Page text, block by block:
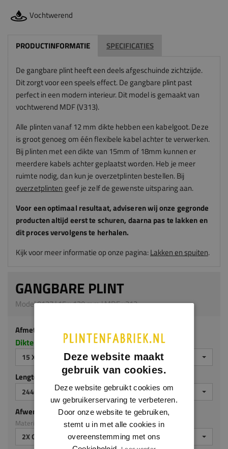
Vochtwerend
PRODUCTINFORMATIE SPECIFICATIES
De gangbare plint heeft een deels afgeschuinde zichtzijde.
Dit zorgt voor een speels effect. De gangbare plint past
perfect in een modern interieur. Dit model is gemaakt van
vochtwerend MDF (V313).
Alle plinten vanaf 12 mm dikte hebben een kabelgoot. Deze
is groot genoeg om één flexibele kabel achter te verwerken.
Bij plinten met een dikte van 15mm of 18mm kunnen er
meerdere kabels achter geplaatst worden. Heb je meer
ruimte nodig, dan kun je overzetplinten bestellen. Bij
overzetplinten geef je zelf de gewenste uitsparing aan.
Voor een optimaal resultaat, adviserenwijonze gegronde
producten altijd eerst te schuren, daarna pas te lakken en
dit proces vervolgens te herhalen.
Kijk voor meer informatie op onze pagina:Lakken en spuiten.
GANGBARE PLINT
Model 0127 | 15 x 120 mm | MDF v313
Afmeting
Dikte x hoogte in millimeters
15 X 120 MM
Lengte (mm)
2440 MM
Afwerking
Materiaal: MDF v313
2X GEGROND
Deze website maakt
gebruik van cookies.
Deze website gebruikt cookies om
uw gebruikerservaring te verbeteren.
Door onze website te gebruiken,
stemt u in met alle cookies in
overeenstemming met ons